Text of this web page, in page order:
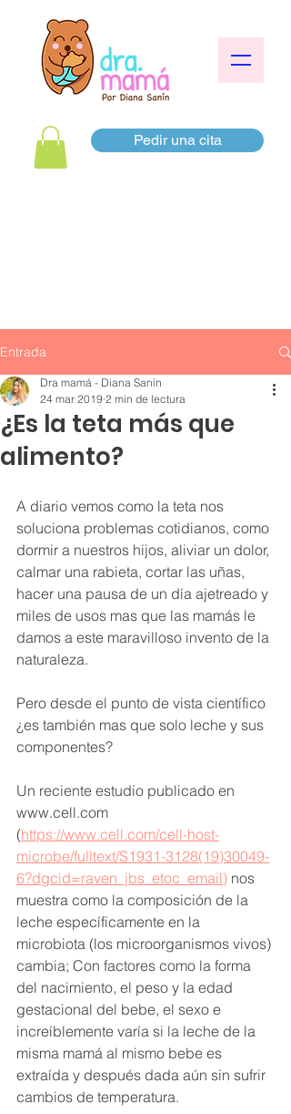
Pedir una cita
Entrada
¿Es la teta más que
alimento?
Dra mamá - Diana Sanín
24 mar 2019 2 min de lectura
A diario vemos como la teta nos
soluciona problemas cotidianos, como
dormir a nuestros hijos, aliviar un dolor,
calmar una rabieta, cortar las uñas,
hacer una pausa de un día ajetreado y
miles de usos mas que las mamás le
damos a este maravilloso invento de la
naturaleza.
Pero desde el punto de vista científico
¿es también mas que solo leche y sus
componentes?
Un reciente estudio publicado en
www.cell.com
(https://www.cell.com/cell-host-
microbe/fulltext/S1931-3128(19)30049-
6?dgcid=raven_jbs_etoc_email) nos
muestra como la composición de la
leche específicamente en la
microbiota (los microorganismos vivos)
cambia; Con factores como la forma
del nacimiento, el peso y la edad
gestacional del bebe, el sexo e
increíblemente varía si la leche de la
misma mamá al mismo bebe es
extraída y después dada aún sin sufrir
cambios de temperatura.